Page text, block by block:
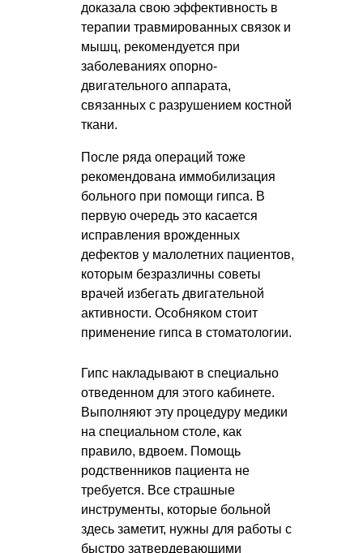
доказала свою эффективность в
терапии травмированных связок и
мышц, рекомендуется при
заболеваниях опорно-
двигательного аппарата,
связанных с разрушением костной
ткани.
После ряда операций тоже
рекомендована иммобилизация
больного при помощи гипса. В
первую очередь это касается
исправления врожденных
дефектов у малолетних пациентов,
которым безразличны советы
врачей избегать двигательной
активности. Особняком стоит
применение гипса в стоматологии.
Гипс накладывают в специально
отведенном для этого кабинете.
Выполняют эту процедуру медики
на специальном столе, как
правило, вдвоем. Помощь
родственников пациента не
требуется. Все страшные
инструменты, которые больной
здесь заметит, нужны для работы с
быстро затвердевающими